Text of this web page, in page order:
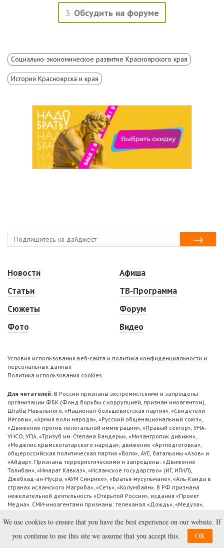
3 Обсудить на форуме
Социально-экономическое развитие Красноярского края
История Красноярска и края
Новости
Статьи
Сюжеты
Фото
Афиша
ТВ-Программа
Форум
Видео
Условия использования веб-сайта и политика конфиденциальности и
персональных данных
Политика использования cookies
Для читателей: В России признаны экстремистскими и запрещены
организации ФБК (Фонд борьбы с коррупцией, признан иноагентом),
Штабы Навального, «Национал-большевистская партия», «Свидетели
Иеговы», «Армия воли народа», «Русский общенациональный союз»,
«Движение против нелегальной иммиграции», «Правый сектор», УНА-
УНСО, УПА, «Тризуб им. Степана Бандеры», «Мизантропик дивижн»,
«Меджлис крымскотатарского народа», движение «Артподготовка»,
общероссийская политическая партия «Воля», АУЕ, батальоны «Азов» и
«Айдар». Признаны террористическими и запрещены: «Движение
Талибан», «Имарат Кавказ», «Исламское государство» (ИГ, ИГИЛ),
Джебхад-ан-Нусра, «АУМ Синрике», «Братья-мусульмане», «Аль-Каида в
странах исламского Магриба», «Сеть», «Колумбайн». В РФ признана
нежелательной деятельность «Открытой России», издания «Проект
Медиа». СМИ-иноагентами признаны: телеканал «Дождь», «Медуза»,
«Медиазона», ОВД-инфо. Иноагентами признаны общество/центр
«Мемориал», «Аналитический Центр Юрия Левады», Сахаровский центр.
Instagram и Facebook (Metа) запрещены в РФ за экстремизм.
We use cookies to ensure that you have the best experience on our website. If
you continue to use this site we assume that you accept this.
OK